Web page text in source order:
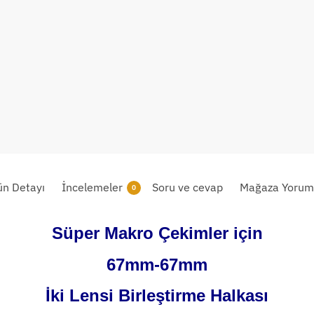
Detayı İncelemeler 0 Soru ve cevap Mağaza
Süper Makro Çekimler için
67mm-67mm
İki Lensi Birleştirme Halkası